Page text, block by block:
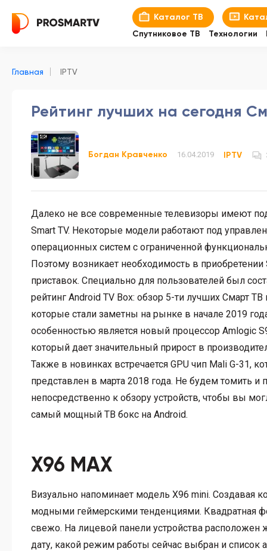
Каталог ТВ
Спутниковое ТВ
Технологии
Главная IPTV
Рейтинг лучших на сегодня
Богдан Кравченко 16.04.2019 IPTV
Далеко не все современные телевизоры имеют
Smart TV. Некоторые модели работают под
операционных систем с ограниченной
Поэтому возникает необходимость в приобретении
приставок. Специально для пользователей был
рейтинг Android TV Box: обзор 5-ти лучших Смарт ТВ
которые стали заметны на рынке в начале 2019
особенностью является новый процессор Amlogic
который дает значительный прирост в
Также в новинках встречается GPU чип Mali G-31,
представлен в марта 2018 года. Не будем томить и
непосредственно к обзору устройств, чтобы вы
самый мощный ТВ бокс на Android.
X96 MAX
Визуально напоминает модель X96 mini. Создавая
модными геймерскими тенденциями. Квадратная
свежо. На лицевой панели устройства
дату, какой режим работы сейчас выбран и список